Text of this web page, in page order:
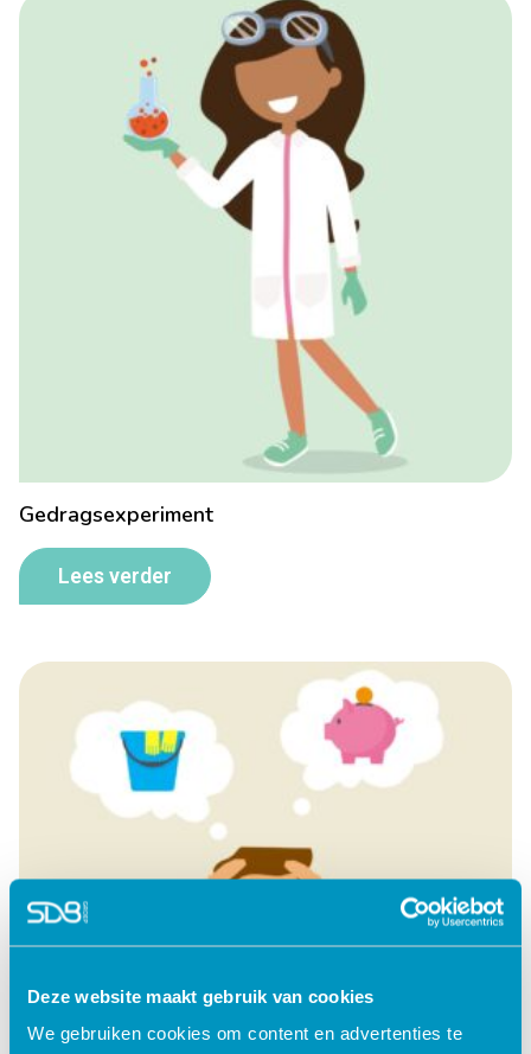
Deze website maakt gebruik van cookies
We gebruiken cookies om content en advertenties te
Gedragsexperiment
Lees verder